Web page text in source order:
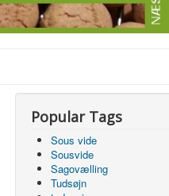
Popular Tags
Sous vide
Sousvide
Sagovælling
Tudsøjn